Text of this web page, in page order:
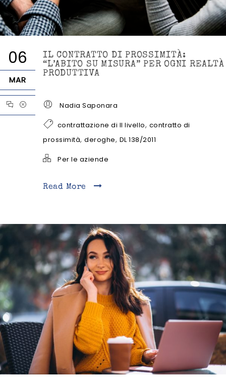
06
MAR
IL CONTRATTO DI PROSSIMITÀ:
“L’ABITO SU MISURA” PER OGNI REALTÀ
PRODUTTIVA
Nadia Saponara
contrattazione di II livello, contratto di
prossimità, deroghe, DL 138/2011
Per le aziende
Read More